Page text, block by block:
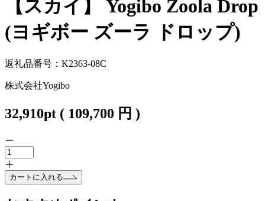
【スカイ】 Yogibo Zoola Drop
(ヨギボー ズーラ ドロップ)
返礼品番号：K2363-08C
株式会社Yogibo
32,910pt ( 109,700 円 )
カートに入れる